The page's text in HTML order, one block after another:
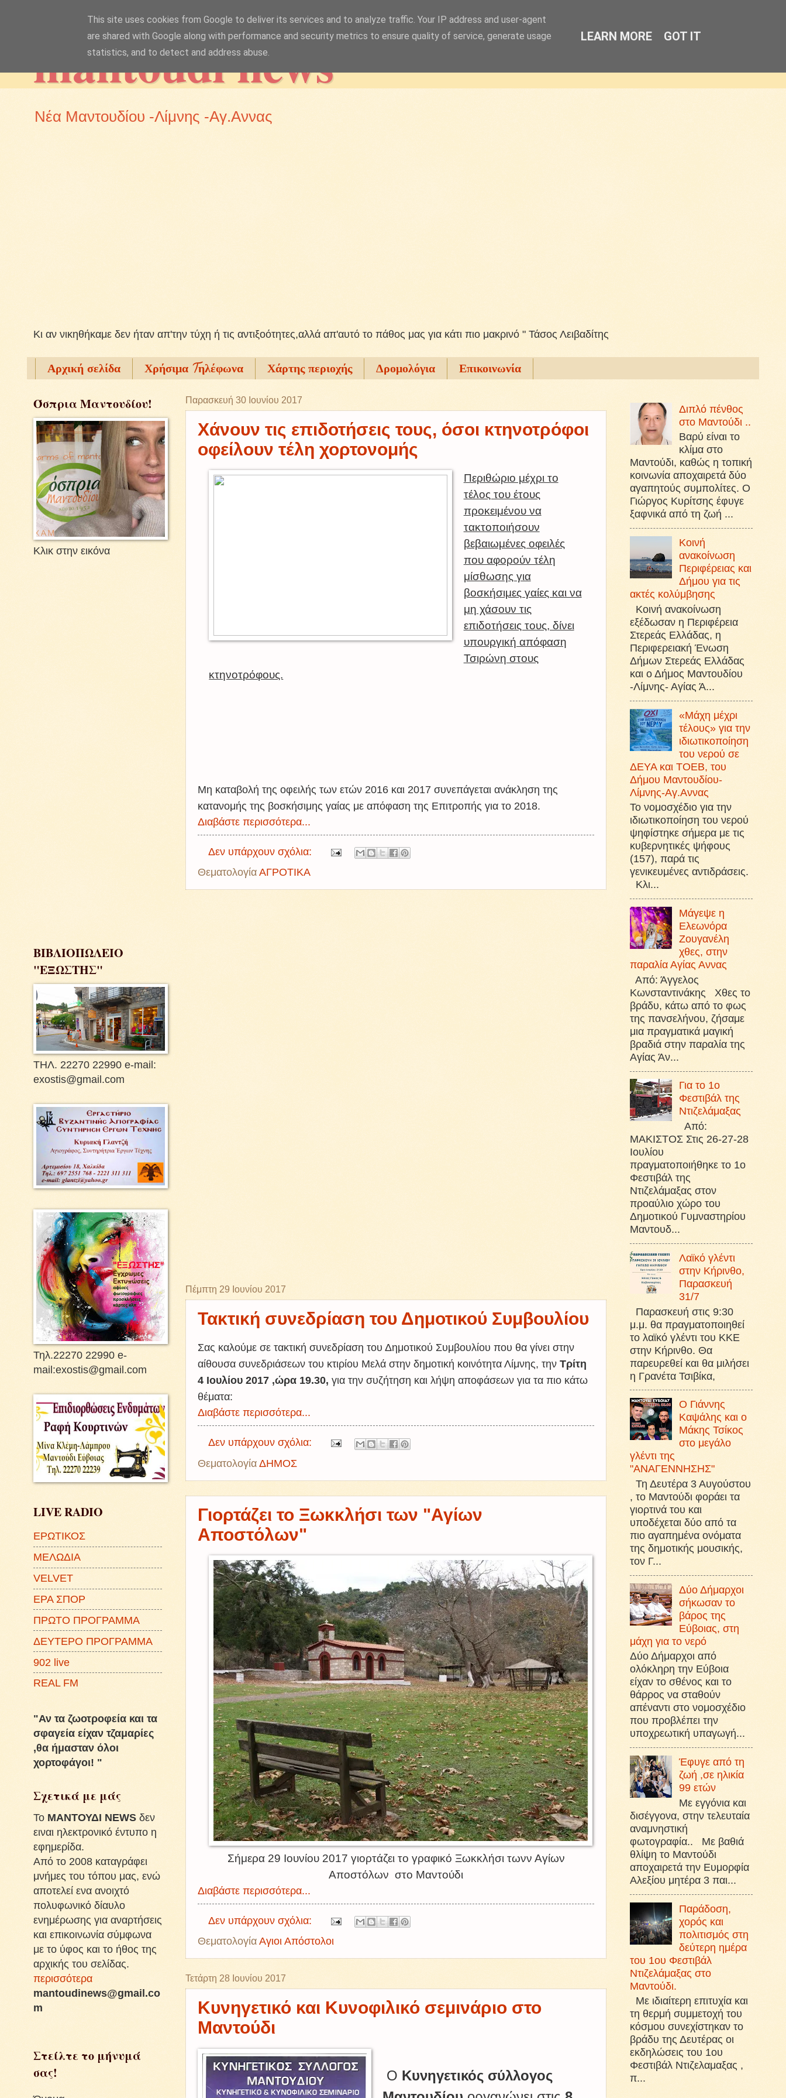
mantoudi news
Νέα Μαντουδίου -Λίμνης -Αγ.Αννας
Kι αν νικηθήκαμε δεν ήταν απ'την τύχη ή τις αντιξοότητες,αλλά απ'αυτό το πάθος μας για κάτι πιο μακρινό " Τάσος Λειβαδίτης
Αρχική σελίδα Χρήσιμα Tηλέφωνα Χάρτης περιοχής Δρομολόγια Επικοινωνία
Παρασκευή 30 Ιουνίου 2017
Χάνουν τις επιδοτήσεις τους, όσοι κτηνοτρόφοι
οφείλουν τέλη χορτονομής
Περιθώριο μέχρι το
τέλος του έτους
προκειμένου να
τακτοποιήσουν
βεβαιωμένες οφειλές
που αφορούν τέλη
μίσθωσης για
βοσκήσιμες γαίες και να
μη χάσουν τις
επιδοτήσεις τους, δίνει
υπουργική απόφαση
Τσιρώνη στους
κτηνοτρόφους.
Μη καταβολή της οφειλής των ετών 2016 και 2017 συνεπάγεται ανάκληση της
κατανομής της βοσκήσιμης γαίας με απόφαση της Επιτροπής για το 2018.
Διαβάστε περισσότερα...
Δεν υπάρχουν σχόλια:
ΘεματολογίαΑΓΡΟΤΙΚΑ
Πέμπτη 29 Ιουνίου 2017
Τακτική συνεδρίαση του Δημοτικού Συμβουλίου
Σας καλούμε σε τακτική συνεδρίαση του Δημοτικού Συμβουλίου που θα γίνει στην
αίθουσα συνεδριάσεων του κτιρίου Μελά στην δημοτική κοινότητα Λίμνης, την Τρίτη
4 Ιουλίου 2017 ,ώρα 19.30, για την συζήτηση και λήψη αποφάσεων για τα πιο κάτω
θέματα:
Διαβάστε περισσότερα...
Δεν υπάρχουν σχόλια:
ΘεματολογίαΔΗΜΟΣ
Γιορτάζει το Ξωκκλήσι των "Αγίων
Αποστόλων"
Σήμερα 29 Ιουνίου 2017 γιορτάζει το γραφικό Ξωκκλήσι τωνν Αγίων
Αποστόλων στο Μαντούδι
Διαβάστε περισσότερα...
Δεν υπάρχουν σχόλια:
ΘεματολογίαΑγιοι Απόστολοι
Τετάρτη 28 Ιουνίου 2017
Κυνηγετικό και Κυνοφιλικό σεμινάριο στο
Μαντούδι
Ο Κυνηγετικός σύλλογος
Όσπρια Μαντουδίου!
Κλικ στην εικόνα
ΒΙΒΛΙΟΠΩΛΕΙΟ
"ΕΞΩΣΤΗΣ"
ΤΗΛ. 22270 22990 e-mail:
exostis@gmail.com
Τηλ.22270 22990 e-
mail:exostis@gmail.com
LIVE RADIO
ΕΡΩΤΙΚΟΣ
ΜΕΛΩΔΙΑ
VELVET
ΕΡΑ ΣΠΟΡ
ΠΡΩΤΟ ΠΡΟΓΡΑΜΜΑ
ΔΕΥΤΕΡΟ ΠΡΟΓΡΑΜΜΑ
902 live
REAL FM
"Αν τα ζωοτροφεία και τα
σφαγεία είχαν τζαμαρίες
,θα ήμασταν όλοι
χορτοφάγοι! "
Σχετικά με μάς
To ΜΑΝΤΟΥΔΙ NEWS δεν
ειναι ηλεκτρονικό έντυπο η
εφημερίδα.
Από το 2008 καταγράφει
μνήμες του τόπου μας, ενώ
αποτελεί ενα ανοιχτό
πολυφωνικό δίαυλο
ενημέρωσης για αναρτήσεις
και επικοινωνία σύμφωνα
με το ύφος και το ήθος της
αρχικής του σελίδας.
περισσότερα
mantoudinews@gmail.co
m
Στείλτε το μήνυμά
σας!
Διπλό πένθος
στο Μαντούδι ..
Βαρύ είναι το
κλίμα στο
Μαντούδι, καθώς η τοπική
κοινωνία αποχαιρετά δύο
αγαπητούς συμπολίτες. Ο
Γιώργος Κυρίτσης έφυγε
ξαφνικά από τη ζωή ...
Κοινή
ανακοίνωση
Περιφέρειας και
Δήμου για τις
ακτές κολύμβησης
Κοινή ανακοίνωση
εξέδωσαν η Περιφέρεια
Στερεάς Ελλάδας, η
Περιφερειακή Ένωση
Δήμων Στερεάς Ελλάδας
και ο Δήμος Μαντουδίου
-Λίμνης- Αγίας Ά...
«Μάχη μέχρι
τέλους» για την
ιδιωτικοποίηση
του νερού σε
ΔΕΥΑ και ΤΟΕΒ, του
Δήμου Μαντουδίου-
Λίμνης-Αγ.Αννας
Το νομοσχέδιο για την
ιδιωτικοποίηση του νερού
ψηφίστηκε σήμερα με τις
κυβερνητικές ψήφους
(157), παρά τις
γενικευμένες αντιδράσεις.
Κλι...
Μάγεψε η
Ελεωνόρα
Ζουγανέλη
χθες, στην
παραλία Αγίας Αννας
Από: Άγγελος
Κωνσταντινάκης Χθες το
βράδυ, κάτω από το φως
της πανσελήνου, ζήσαμε
μια πραγματικά μαγική
βραδιά στην παραλία της
Αγίας Άν...
Για το 1ο
Φεστιβάλ της
Ντιζελάμαξας
Από:
ΜΑΚΙΣΤΟΣ Στις 26-27-28
Ιουλίου
πραγματοποιήθηκε το 1ο
Φεστιβάλ της
Ντιζελάμαξας στον
προαύλιο χώρο του
Δημοτικού Γυμναστηρίου
Μαντουδ...
Λαϊκό γλέντι
στην Κήρινθο,
Παρασκευή
31/7
Παρασκευή στις 9:30
μ.μ. θα πραγματοποιηθεί
το λαϊκό γλέντι του ΚΚΕ
στην Κήρινθο. Θα
παρευρεθεί και θα μιλήσει
η Γρανέτα Τσιβίκα,
Ο Γιάννης
Καψάλης και ο
Μάκης Τσίκος
στο μεγάλο
γλέντι της
"ΑΝΑΓΕΝΝΗΣΗΣ"
Τη Δευτέρα 3 Αυγούστου
, το Μαντούδι φοράει τα
γιορτινά του και
υποδέχεται δύο από τα
πιο αγαπημένα ονόματα
της δημοτικής μουσικής,
τον Γ...
Δύο Δήμαρχοι
σήκωσαν το
βάρος της
Εύβοιας, στη
μάχη για το νερό
Δύο Δήμαρχοι από
ολόκληρη την Εύβοια
είχαν το σθένος και το
θάρρος να σταθούν
απέναντι στο νομοσχέδιο
που προβλέπει την
υποχρεωτική υπαγωγή...
Έφυγε από τη
ζωή ,σε ηλικία
99 ετών
Με εγγόνια και
δισέγγονα, στην τελευταία
αναμνηστική
φωτογραφία.. Με βαθιά
θλίψη το Μαντούδι
αποχαιρετά την Ευμορφία
Αλεξίου μητέρα 3 παι...
Παράδοση,
χορός και
πολιτισμός στη
δεύτερη ημέρα
του 1ου Φεστιβάλ
Ντιζελάμαξας στο
Μαντούδι.
Με ιδιαίτερη επιτυχία και
τη θερμή συμμετοχή του
κόσμου συνεχίστηκαν το
βράδυ της Δευτέρας οι
εκδηλώσεις του 1ου
Φεστιβάλ Ντιζελαμαξας ,
π...
This site uses cookies from Google to deliver its services and to analyze traffic. Your IP address and user-agent
are shared with Google along with performance and security metrics to ensure quality of service, generate usage
statistics, and to detect and address abuse.
LEARN MORE GOT IT